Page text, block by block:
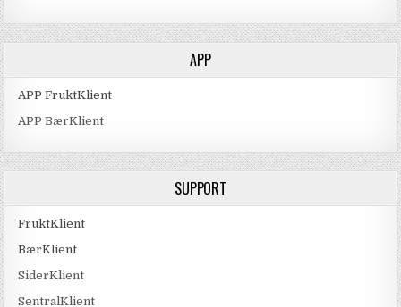
APP
APP FruktKlient
APP BærKlient
SUPPORT
FruktKlient
BærKlient
SiderKlient
SentralKlient